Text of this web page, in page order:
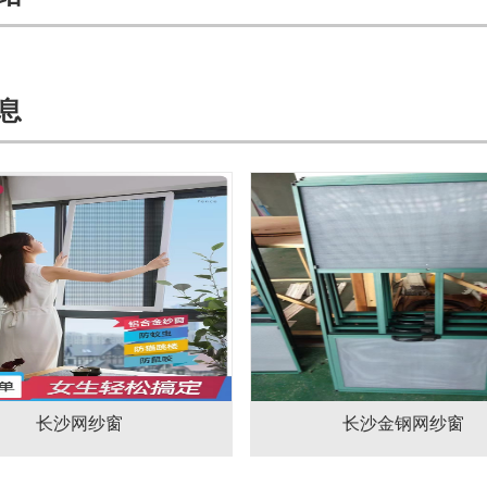
长沙网纱窗 长沙金钢网纱窗